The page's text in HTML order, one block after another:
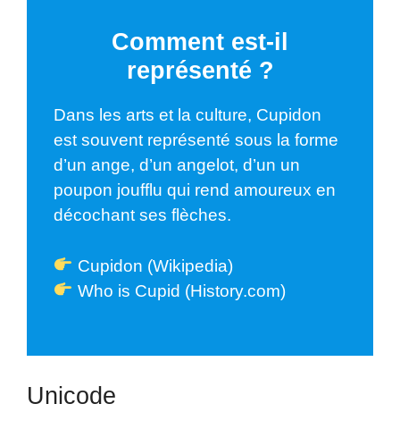
Comment est-il
représenté ?
Dans les arts et la culture, Cupidon
est souvent représenté sous la forme
d’un ange, d’un angelot, d’un un
poupon joufflu qui rend amoureux en
décochant ses flèches.
Cupidon (Wikipedia)
Who is Cupid (History.com)
Unicode